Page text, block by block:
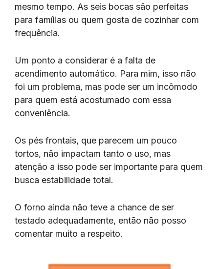
mesmo tempo. As seis bocas são perfeitas
para famílias ou quem gosta de cozinhar com
frequência.
Um ponto a considerar é a falta de
acendimento automático. Para mim, isso não
foi um problema, mas pode ser um incômodo
para quem está acostumado com essa
conveniência.
Os pés frontais, que parecem um pouco
tortos, não impactam tanto o uso, mas
atenção a isso pode ser importante para quem
busca estabilidade total.
O forno ainda não teve a chance de ser
testado adequadamente, então não posso
comentar muito a respeito.